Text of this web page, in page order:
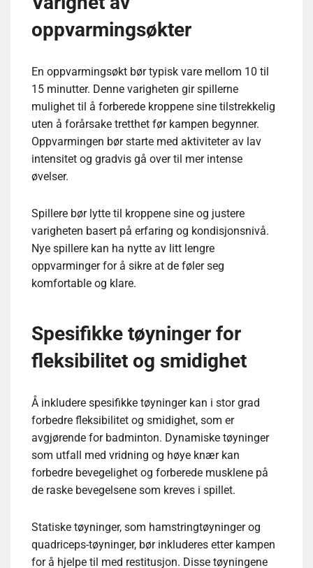
oppvarmingsøkter
En oppvarmingsøkt bør typisk vare mellom 10 til
15 minutter. Denne varigheten gir spillerne
mulighet til å forberede kroppene sine tilstrekkelig
uten å forårsake tretthet før kampen begynner.
Oppvarmingen bør starte med aktiviteter av lav
intensitet og gradvis gå over til mer intense
øvelser.
Spillere bør lytte til kroppene sine og justere
varigheten basert på erfaring og kondisjonsnivå.
Nye spillere kan ha nytte av litt lengre
oppvarminger for å sikre at de føler seg
komfortable og klare.
Spesifikke tøyninger for
fleksibilitet og smidighet
Å inkludere spesifikke tøyninger kan i stor grad
forbedre fleksibilitet og smidighet, som er
avgjørende for badminton. Dynamiske tøyninger
som utfall med vridning og høye knær kan
forbedre bevegelighet og forberede musklene på
de raske bevegelsene som kreves i spillet.
Statiske tøyninger, som hamstringtøyninger og
quadriceps-tøyninger, bør inkluderes etter kampen
for å hjelpe til med restitusjon. Disse tøyningene